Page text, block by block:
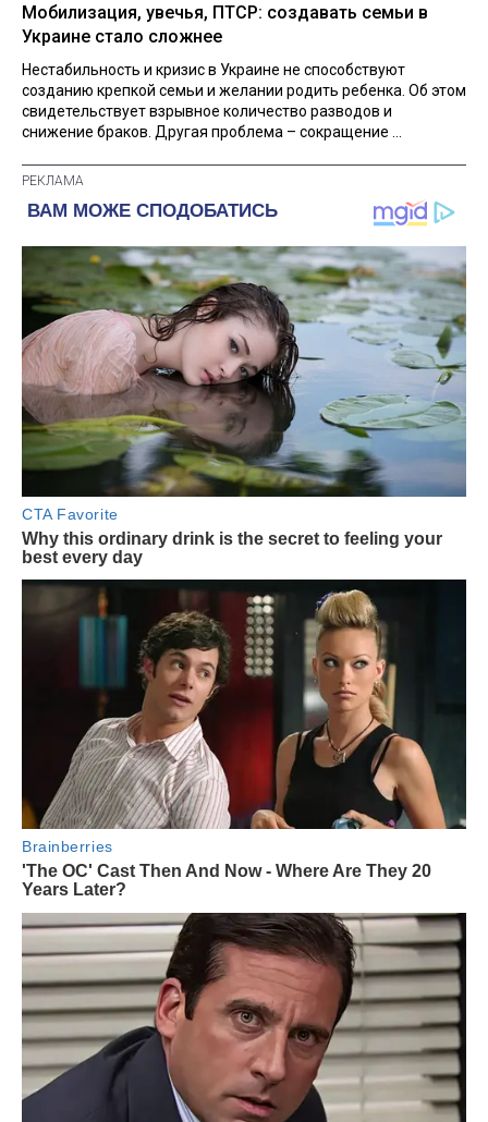
Мобилизация, увечья, ПТСР: создавать семьи в
Украине стало сложнее
Нестабильность и кризис в Украине не способствуют
созданию крепкой семьи и желании родить ребенка. Об этом
свидетельствует взрывное количество разводов и
снижение браков. Другая проблема – сокращение ...